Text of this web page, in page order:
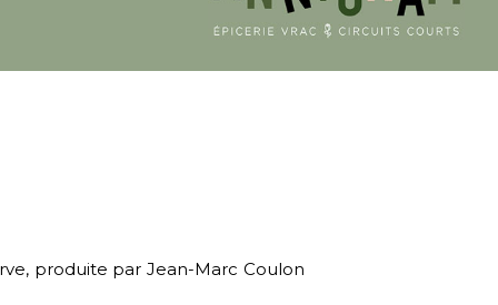
produite par Jean-Marc Coulon